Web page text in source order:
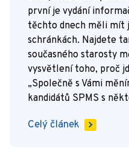
první je vydání
těchto dnech měli mít
schránkách. Najdete
současného starosty
vysvětlení toho, proč
„Společně s Vámi
kandidátů SPMS s
Celý článek